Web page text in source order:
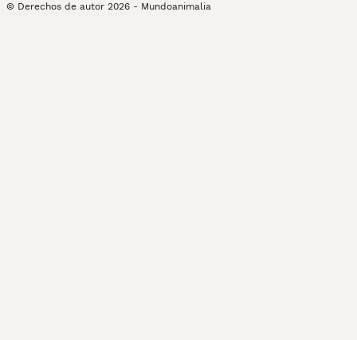
© Derechos de autor 2026 - Mundoanimalia